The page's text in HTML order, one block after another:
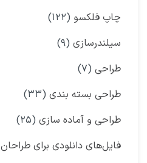
چاپ فلکسو (۱۲۲)
سیلندرسازی (۹)
طراحی (۷)
طراحی بسته بندی (۳۳)
طراحی و آماده سازی (۲۵)
فایل‌های دانلودی برای طراحان